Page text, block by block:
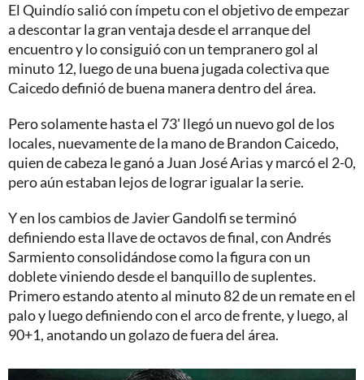
El Quindío salió con ímpetu con el objetivo de empezar
a descontar la gran ventaja desde el arranque del
encuentro y lo consiguió con un tempranero gol al
minuto 12, luego de una buena jugada colectiva que
Caicedo definió de buena manera dentro del área.
Pero solamente hasta el 73' llegó un nuevo gol de los
locales, nuevamente de la mano de Brandon Caicedo,
quien de cabeza le ganó a Juan José Arias y marcó el 2-0,
pero aún estaban lejos de lograr igualar la serie.
Y en los cambios de Javier Gandolfi se terminó
definiendo esta llave de octavos de final, con Andrés
Sarmiento consolidándose como la figura con un
doblete viniendo desde el banquillo de suplentes.
Primero estando atento al minuto 82 de un remate en el
palo y luego definiendo con el arco de frente, y luego, al
90+1, anotando un golazo de fuera del área.